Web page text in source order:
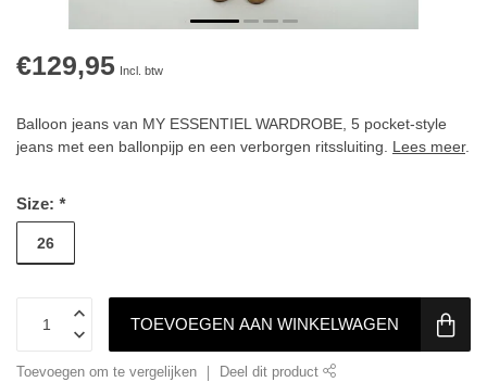
€129,95 Incl. btw
Balloon jeans van MY ESSENTIEL WARDROBE, 5 pocket-style
jeans met een ballonpijp en een verborgen ritssluiting. Lees meer.
Size: *
26
TOEVOEGEN AAN WINKELWAGEN
Toevoegen om te vergelijken Deel dit product